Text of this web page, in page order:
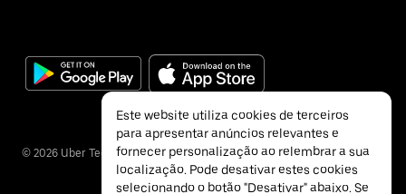
© 2026 Uber Technologies Inc.
Este website utiliza cookies de terceiros
para apresentar anúncios relevantes e
fornecer personalização ao relembrar a sua
localização. Pode desativar estes cookies
selecionando o botão "Desativar" abaixo. Se